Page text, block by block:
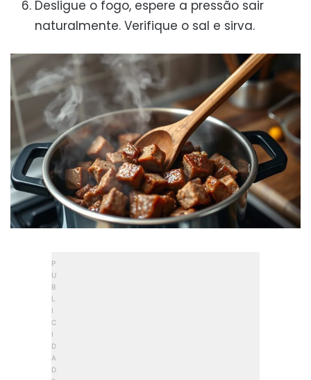
Desligue o fogo, espere a pressão sair
naturalmente. Verifique o sal e sirva.